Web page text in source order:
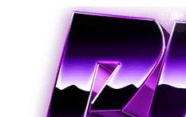
содержимому